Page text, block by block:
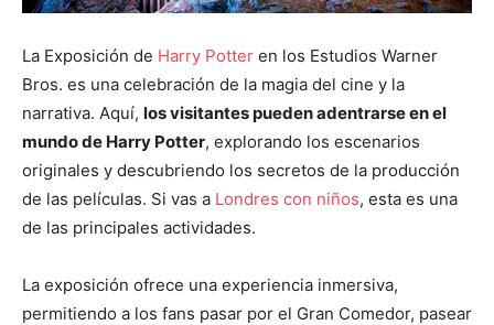
La Exposición de Harry Potter en los Estudios Warner
Bros. es una celebración de la magia del cine y la
narrativa. Aquí, los visitantes pueden adentrarse en el
mundo de Harry Potter, explorando los escenarios
originales y descubriendo los secretos de la producción
de las películas. Si vas a Londres con niños, esta es una
de las principales actividades.
La exposición ofrece una experiencia inmersiva,
permitiendo a los fans pasar por el Gran Comedor, pasear